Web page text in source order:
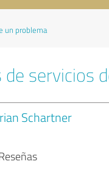
un problema
servicios
Schartner